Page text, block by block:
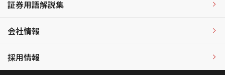
証券用語解説集
会社情報
採用情報